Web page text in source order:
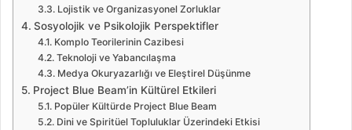
Lojistik ve Organizasyonel Zorluklar
Sosyolojik ve Psikolojik Perspektifler
Komplo Teorilerinin Cazibesi
Teknoloji ve Yabancılaşma
Medya Okuryazarlığı ve Eleştirel Düşünme
Project Blue Beam’in Kültürel Etkileri
Popüler Kültürde Project Blue Beam
Dini ve Spiritüel Topluluklar Üzerindeki Etkisi